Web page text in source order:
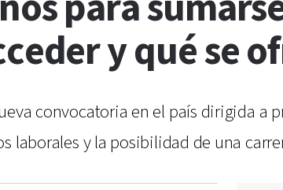
y qué se
convocatoria en el país dirigida a
laborales y la posibilidad de una